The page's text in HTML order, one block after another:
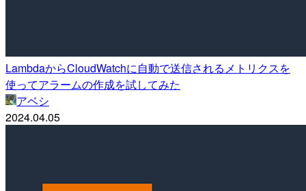
LambdaからCloudWatchに自動で送信されるメトリクスを
使ってアラームの作成を試してみた
アベシ
2024.04.05